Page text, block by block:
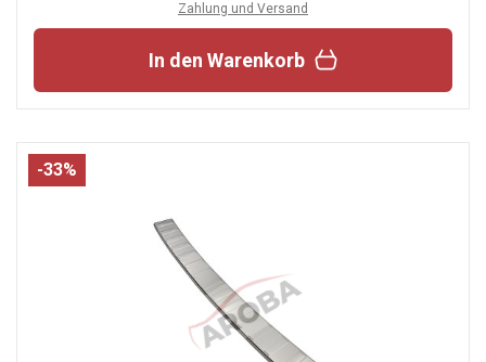
Zahlung und Versand
In den Warenkorb
-33%